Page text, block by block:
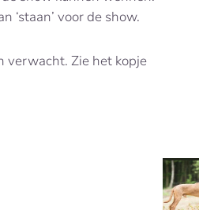
‘staan’ voor de show.
verwacht. Zie het kopje